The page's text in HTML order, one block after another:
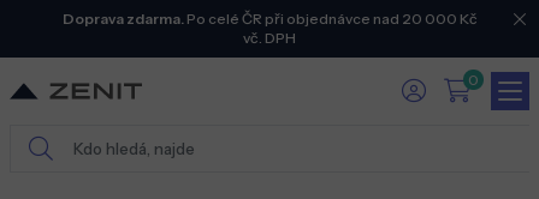
Doprava zdarma.Po celé ČR při objednávce nad 20 000 Kč
vč. DPH
0